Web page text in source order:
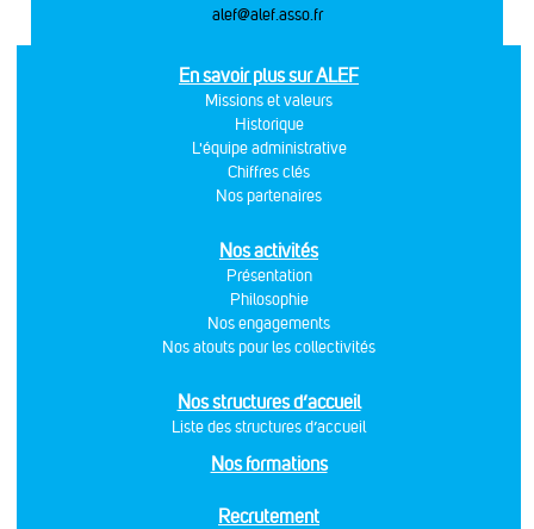
alef@alef.asso.fr
En savoir plus sur ALEF
Missions et valeurs
Historique
L'équipe administrative
Chiffres clés
Nos partenaires
Nos activités
Présentation
Philosophie
Nos engagements
Nos atouts pour les collectivités
Nos structures d’accueil
Liste des structures d’accueil
Nos formations
Recrutement